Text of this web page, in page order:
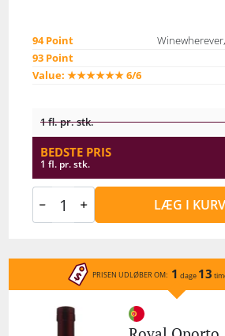
94 Point
93 Point
Value: ★★★★★★ 6/6
1 fl. pr. stk.
BEDSTE PRIS
1 fl. pr. stk.
LÆG I KURV
PRISEN UDLØBER OM: 1 dage 13